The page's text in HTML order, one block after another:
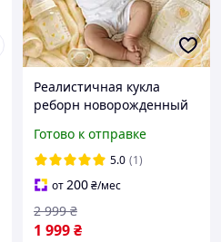
Реалистичная кукла
реборн новорожденный
аксессуарами и одеждой,
детализированные куклы
Reborn для заботыFridri
Готово к отправке
5.0 (1)
от200₴/мес
1 999₴
2 999 ₴